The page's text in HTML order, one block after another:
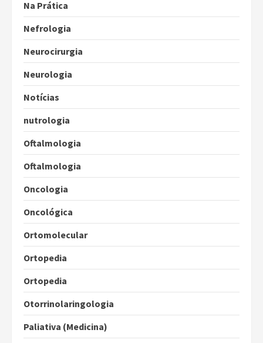
Na Prática
Nefrologia
Neurocirurgia
Neurologia
Notícias
nutrologia
Oftalmologia
Oftalmologia
Oncologia
Oncológica
Ortomolecular
Ortopedia
Ortopedia
Otorrinolaringologia
Paliativa (Medicina)